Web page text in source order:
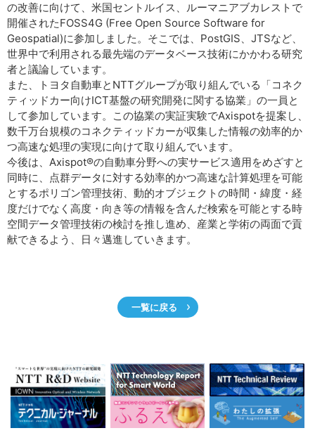
の改善に向けて、米国セントルイス、ルーマニアブカレストで
開催されたFOSS4G (Free Open Source Software for
Geospatial)に参加しました。そこでは、PostGIS、JTSなど、
世界中で利用される最先端のデータベース技術にかかわる研究
者と議論しています。
また、トヨタ自動車とNTTグループが取り組んでいる「コネク
ティッドカー向けICT基盤の研究開発に関する協業」の一員と
して参加しています。この協業の実証実験でAxispotを提案し、
数千万台規模のコネクティッドカーが収集した情報の効率的か
つ高速な処理の実現に向けて取り組んでいます。
今後は、Axispot®の自動車分野への実サービス適用をめざすと
同時に、点群データに対する効率的かつ高速な計算処理を可能
とするポリゴン管理技術、動的オブジェクトの時間・緯度・経
度だけでなく高度・向き等の情報を含んだ検索を可能とする時
空間データ管理技術の検討を推し進め、産業と学術の両面で貢
献できるよう、日々邁進していきます。
一覧に戻る